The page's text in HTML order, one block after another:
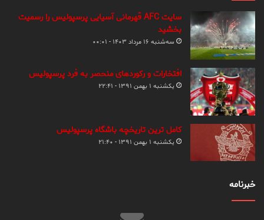
سایت AFC قهرمانی آسیایی پرسپولیس را رسمیت
بخشید
سه‌شنبه ۱۶ مرداد ۱۴۰۳ - ۰۰:۰۱
افتخارات و رکوردهای منحصر به فرد پرسپولیس
یکشنبه ۱ بهمن ۱۳۹۱ - ۲۲:۴۱
کامل ترین تاریخچه باشگاه پرسپولیس
یکشنبه ۱ بهمن ۱۳۹۱ - ۲۱:۴۰
خبرنامه